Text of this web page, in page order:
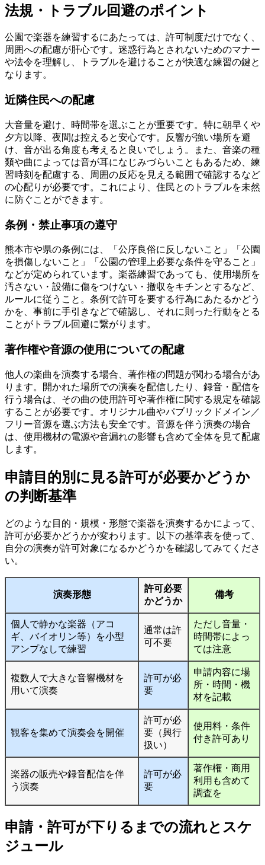
法規・トラブル回避のポイント
公園で楽器を練習するにあたっては、許可制度だけでなく、
周囲への配慮が肝心です。迷惑行為とされないためのマナー
や法令を理解し、トラブルを避けることが快適な練習の鍵と
なります。
近隣住民への配慮
大音量を避け、時間帯を選ぶことが重要です。特に朝早くや
夕方以降、夜間は控えると安心です。反響が強い場所を避
け、音が出る角度も考えると良いでしょう。また、音楽の種
類や曲によっては音が耳になじみづらいこともあるため、練
習時刻を配慮する、周囲の反応を見える範囲で確認するなど
の心配りが必要です。これにより、住民とのトラブルを未然
に防ぐことができます。
条例・禁止事項の遵守
熊本市や県の条例には、「公序良俗に反しないこと」「公園
を損傷しないこと」「公園の管理上必要な条件を守ること」
などが定められています。楽器練習であっても、使用場所を
汚さない・設備に傷をつけない・撤収をキチンとするなど、
ルールに従うこと。条例で許可を要する行為にあたるかどう
かを、事前に手引きなどで確認し、それに則った行動をとる
ことがトラブル回避に繋がります。
著作権や音源の使用についての配慮
他人の楽曲を演奏する場合、著作権の問題が関わる場合があ
ります。開かれた場所での演奏を配信したり、録音・配信を
行う場合は、その曲の使用許可や著作権に関する規定を確認
することが必要です。オリジナル曲やパブリックドメイン／
フリー音源を選ぶ方法も安全です。音源を伴う演奏の場合
は、使用機材の電源や音漏れの影響も含めて全体を見て配慮
します。
申請目的別に見る許可が必要かどうか
の判断基準
どのような目的・規模・形態で楽器を演奏するかによって、
許可が必要かどうかが変わります。以下の基準表を使って、
自分の演奏が許可対象になるかどうかを確認してみてくださ
い。
演奏形態
許可必要
かどうか
備考
個人で静かな楽器（アコ
ギ、バイオリン等）を小型
アンプなしで練習
通常は許
可不要
ただし音量・
時間帯によっ
ては注意
複数人で大きな音響機材を
用いて演奏
許可が必
要
申請内容に場
所・時間・機
材を記載
観客を集めて演奏会を開催
許可が必
要（興行
扱い）
使用料・条件
付き許可あり
楽器の販売や録音配信を伴
う演奏
許可が必
要
著作権・商用
利用も含めて
調査を
申請・許可が下りるまでの流れとスケ
ジュール